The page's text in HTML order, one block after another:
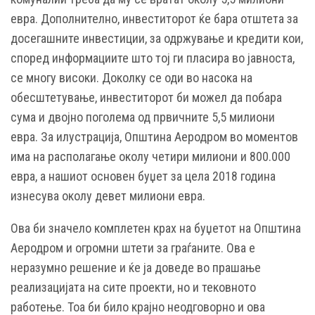
евра. Дополнително, инвеститорот ќе бара отштета за
досегашните инвестиции, за одржување и кредити кои,
според информациите што тој ги пласира во јавноста,
се многу високи. Доколку се оди во насока на
обесштетување, инвеститорот би можел да побара
сума и двојно поголема од првичните 5,5 милиони
евра. За илустрација, Општина Аеродром во моментов
има на располагање околу четири милиони и 800.000
евра, а нашиот основен буџет за цела 2018 година
изнесува околу девет милиони евра.
Ова би значело комплетен крах на буџетот на Општина
Аеродром и огромни штети за граѓаните. Ова е
неразумно решение и ќе ја доведе во прашање
реализацијата на сите проекти, но и тековното
работење. Тоа би било крајно неодговорно и ова